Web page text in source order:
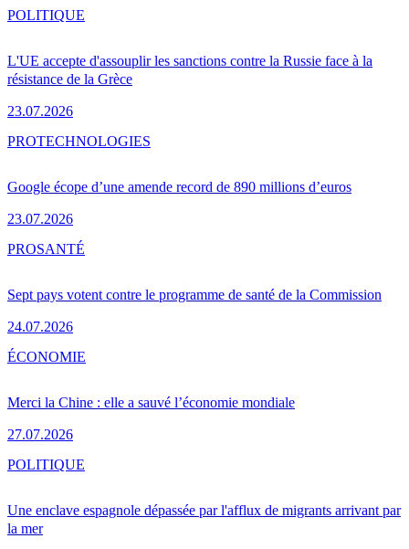
L'UE accepte d'assouplir les sanctions contre la Russie face à la
résistance de la Grèce
23.07.2026
POLITIQUE
Google écope d’une amende record de 890 millions d’euros
23.07.2026
PROTECHNOLOGIES
Sept pays votent contre le programme de santé de la Commission
24.07.2026
PROSANTÉ
Merci la Chine : elle a sauvé l’économie mondiale
27.07.2026
ÉCONOMIE
Une enclave espagnole dépassée par l'afflux de migrants arrivant par
la mer
POLITIQUE